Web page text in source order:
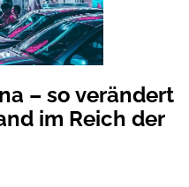
– so verändert
im Reich der